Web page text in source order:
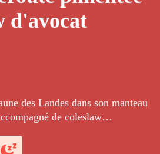
d'avocat
des Landes dans son manteau
de coleslaw